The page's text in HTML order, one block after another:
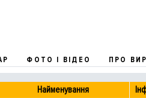
ФОТО І ВІДЕО ПРО
Найменування